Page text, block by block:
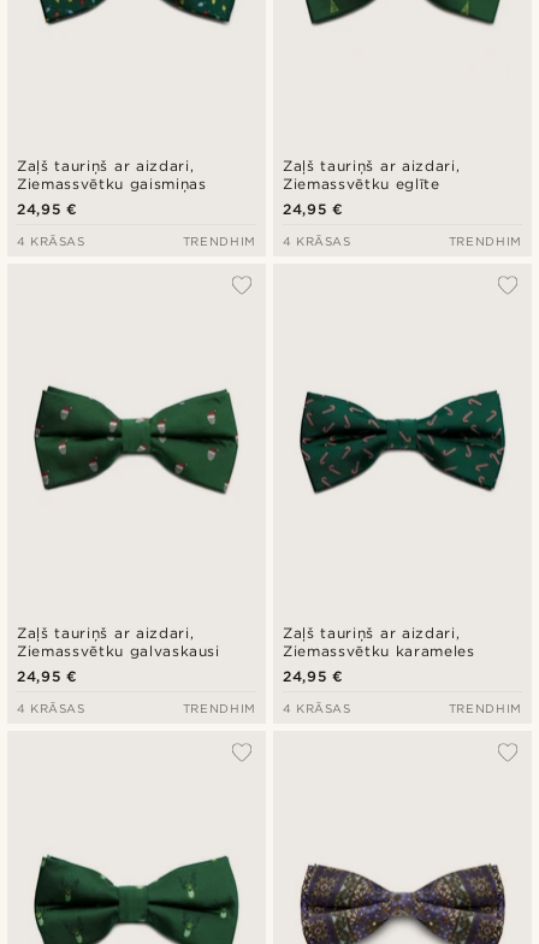
Zaļš tauriņš ar aizdari,
Ziemassvētku gaismiņas
24,95 €
4 KRĀSAS TRENDHIM
Zaļš tauriņš ar aizdari,
Ziemassvētku eglīte
24,95 €
4 KRĀSAS TRENDHIM
Zaļš tauriņš ar aizdari,
Ziemassvētku galvaskausi
24,95 €
4 KRĀSAS TRENDHIM
Zaļš tauriņš ar aizdari,
Ziemassvētku karameles
24,95 €
4 KRĀSAS TRENDHIM